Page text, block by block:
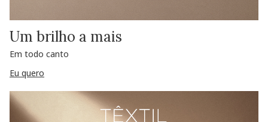
Um brilho a mais
Em todo canto
Eu quero